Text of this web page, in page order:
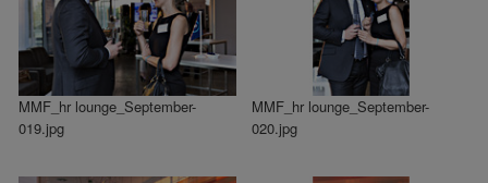
MMF_hr lounge_September-
019.jpg
MMF_hr lounge_September-
020.jpg